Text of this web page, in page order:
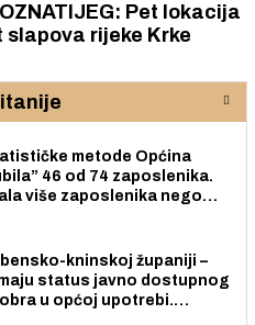
Pet lokacija
rijeke Krke
metode Općina
46 od 74 zaposlenika.
više zaposlenika nego
kninskoj županiji –
status javno dostupnog
u općoj upotrebi.